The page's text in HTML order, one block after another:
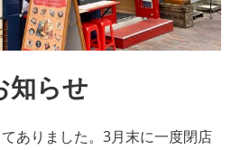
知らせ
ありました。3月末に一度閉店